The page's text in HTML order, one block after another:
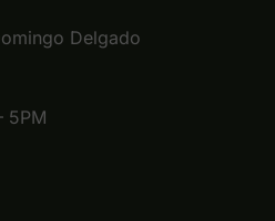
Delgado
5PM